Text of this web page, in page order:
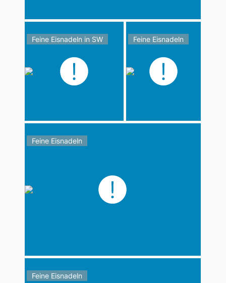
Feine Eisnadeln in SW Feine Eisnadeln
Feine Eisnadeln
Feine Eisnadeln